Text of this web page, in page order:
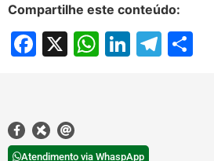
Compartilhe este conteúdo:
Facebook
X WhatsApp
LinkedIn
Atendimento via WhaspApp